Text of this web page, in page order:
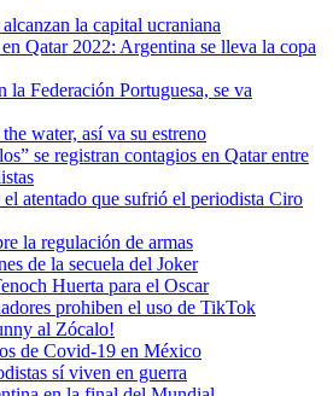
la capital ucraniana
Qatar 2022: Argentina se lleva la copa
la Federación Portuguesa, se va
water, así va su estreno
se registran contagios en Qatar entre
atentado que sufrió el periodista Ciro
la regulación de armas
de la secuela del Joker
Huerta para el Oscar
prohiben el uso de TikTok
al Zócalo!
de Covid-19 en México
sí viven en guerra